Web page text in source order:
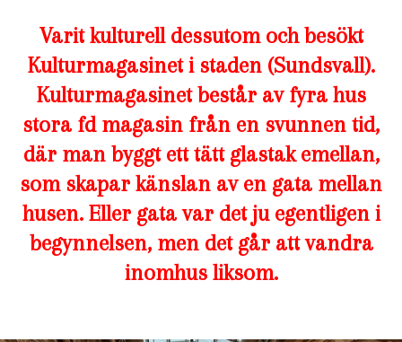
Varit kulturell dessutom och besökt
Kulturmagasinet i staden (Sundsvall).
Kulturmagasinet består av fyra hus
stora fd magasin från en svunnen tid,
där man byggt ett tätt glastak emellan,
som skapar känslan av en gata mellan
husen. Eller gata var det ju egentligen i
begynnelsen, men det går att vandra
inomhus liksom.